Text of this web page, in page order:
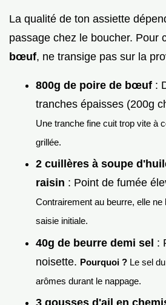
La qualité de ton assiette
passage chez le boucher. Pour
bœuf, ne transige pas sur la
800g de poire de bœuf :
tranches épaisses (200g
Une tranche fine cuit trop vite à
grillée.
2 cuillères à soupe
raisin : Point de fumée
Contrairement au beurre, elle ne
saisie initiale.
40g de beurre demi sel :
noisette. Pourquoi ? Le sel
arômes durant le nappage.